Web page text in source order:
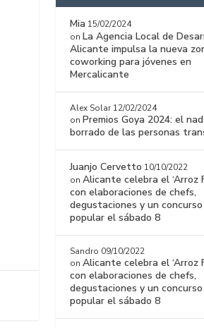
Mia 15/02/2024
on La Agencia Local de
Alicante impulsa la nueva
coworking para jóvenes en
Mercalicante
Alex Solar 12/02/2024
on Premios Goya 2024: el
borrado de las personas
Juanjo Cervetto 10/10/2022
onAlicante celebra el ‘Arroz
con elaboraciones de chefs,
degustaciones y un concurso
popular el sábado 8
Sandro 09/10/2022
onAlicante celebra el ‘Arroz
con elaboraciones de chefs,
degustaciones y un concurso
popular el sábado 8